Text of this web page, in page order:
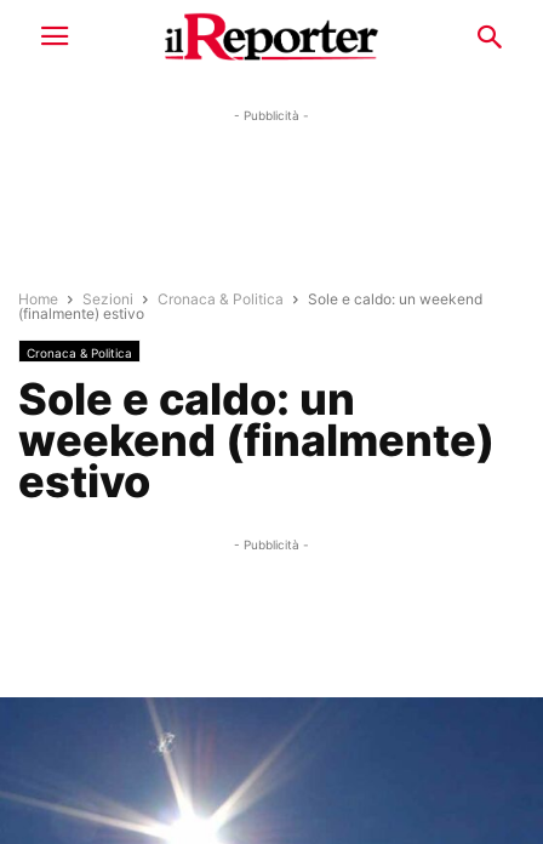
- Pubblicità -
Home Sezioni Cronaca & Politica
Sole e caldo: un weekend
(finalmente) estivo
Cronaca & Politica
Sole e caldo: un
weekend (finalmente)
estivo
- Pubblicità -